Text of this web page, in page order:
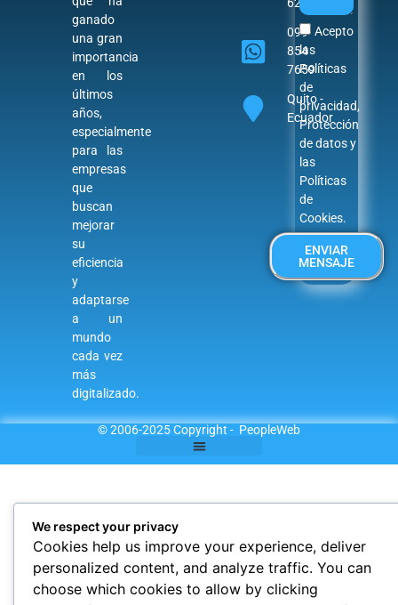
ganado
una gran
importancia
en los
últimos
años,
especialmente
para las
empresas
que
buscan
mejorar
su
eficiencia
y
adaptarse
a un
mundo
cada vez
más
digitalizado.
6282
099
854
7659
Quito -
Ecuador
Acepto
las
Políticas
de
privacidad,
Protección
de datosy
las
Políticas
de
Cookies.
ENVIAR
MENSAJE
© 2006-2025 Copyright - PeopleWeb
We respect your privacy
Cookies help us improve your experience, deliver
personalized content, and analyze traffic. You can
choose which cookies to allow by clicking